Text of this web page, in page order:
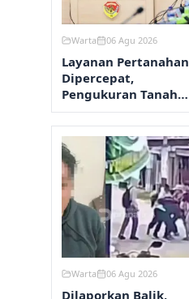
Warta 06 Agu 2026
Layanan Pertanahan
Dipercepat,
Pengukuran Tanah
Maksimal 12 Hari
Warta 06 Agu 2026
Dilaporkan Balik,